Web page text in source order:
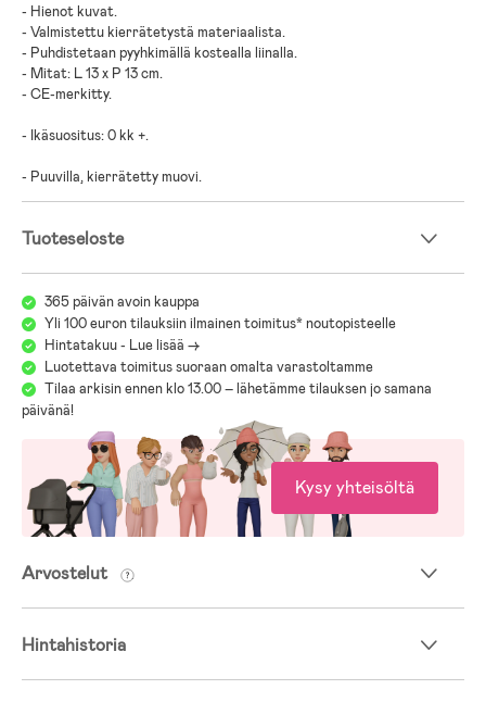
- Hienot kuvat.
- Valmistettu kierrätetystä materiaalista.
- Puhdistetaan pyyhkimällä kostealla liinalla.
- Mitat: L 13 x P 13 cm.
- CE-merkitty.
- Ikäsuositus: 0 kk +.
- Puuvilla, kierrätetty muovi.
Tuoteseloste
365 päivän avoin kauppa
Yli 100 euron tilauksiin ilmainen toimitus* noutopisteelle
Hintatakuu - Lue lisää ->
Luotettava toimitus suoraan omalta varastoltamme
Tilaa arkisin ennen klo 13.00 – lähetämme tilauksen jo samana
päivänä!
Kysy yhteisöltä
Arvostelut
Hintahistoria